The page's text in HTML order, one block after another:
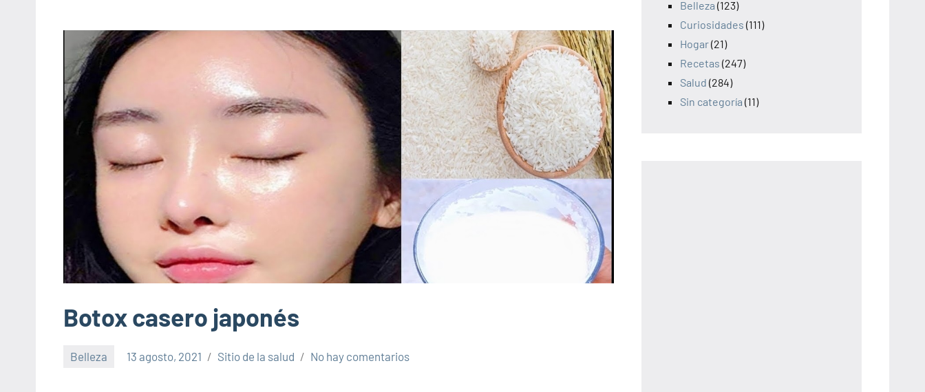
Botox casero japonés
Belleza 13 agosto, 2021 Sitio de la salud No hay comentarios
Belleza (123)
Curiosidades (111)
Hogar(21)
Recetas (247)
Salud (284)
Sin categoría (11)